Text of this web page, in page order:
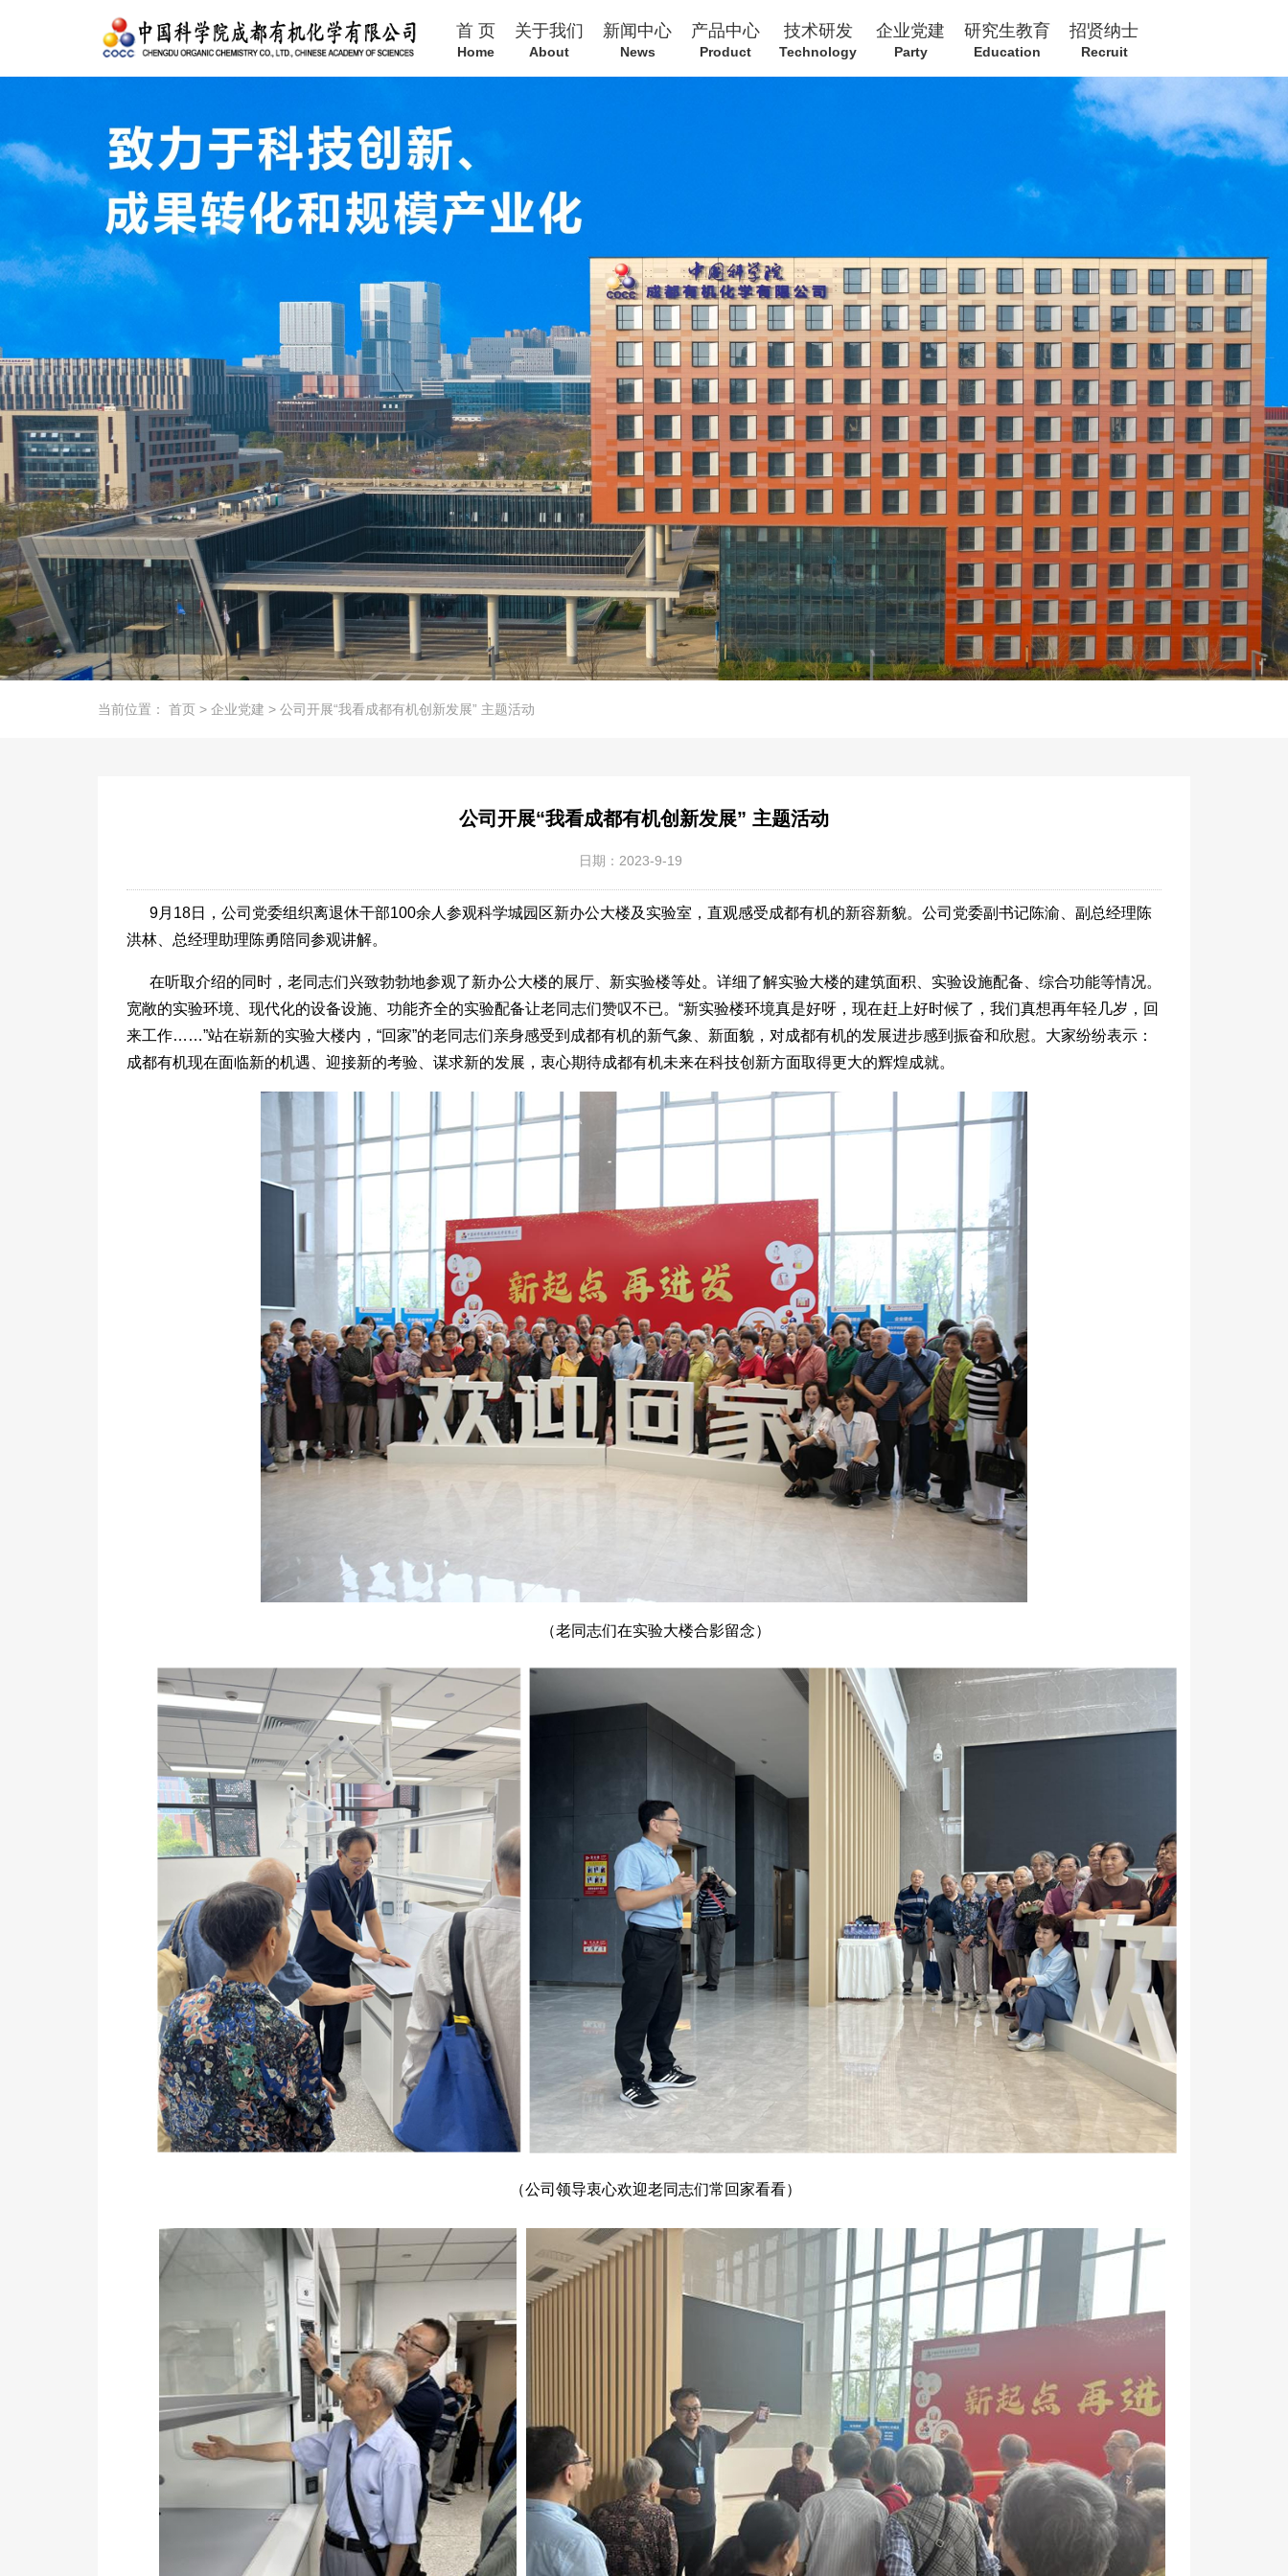
首 页
Home
关于我们
About
新闻中心
News
产品中心
Product
技术研发
Technology
企业党建
Party
研究生教育
Education
招贤纳士
Recruit
当前位置： 首页 > 企业党建 > 公司开展“我看成都有机创新发展” 主题活动
公司开展“我看成都有机创新发展” 主题活动
日期：2023-9-19
9月18日，公司党委组织离退休干部100余人参观科学城园区新办公大楼及实验室，直观感受成都有机的新容新貌。公司党委副书记陈渝、副总经理陈
洪林、总经理助理陈勇陪同参观讲解。
在听取介绍的同时，老同志们兴致勃勃地参观了新办公大楼的展厅、新实验楼等处。详细了解实验大楼的建筑面积、实验设施配备、综合功能等情况。
宽敞的实验环境、现代化的设备设施、功能齐全的实验配备让老同志们赞叹不已。“新实验楼环境真是好呀，现在赶上好时候了，我们真想再年轻几岁，回
来工作……”站在崭新的实验大楼内，“回家”的老同志们亲身感受到成都有机的新气象、新面貌，对成都有机的发展进步感到振奋和欣慰。大家纷纷表示：
成都有机现在面临新的机遇、迎接新的考验、谋求新的发展，衷心期待成都有机未来在科技创新方面取得更大的辉煌成就。
（老同志们在实验大楼合影留念）
（公司领导衷心欢迎老同志们常回家看看）